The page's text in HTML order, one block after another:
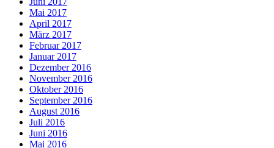
Mai 2017
April 2017
März 2017
Februar 2017
Januar 2017
Dezember 2016
November 2016
Oktober 2016
September 2016
August 2016
Juli 2016
Juni 2016
Mai 2016